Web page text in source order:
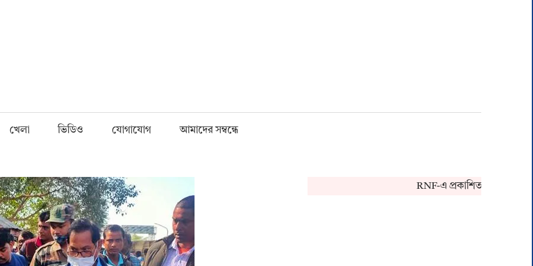
খেলা ভিডিও যোগাযোগ আমাদের সম্বন্ধে
RNF-এ প্রকাশিত খবর সংক্রান্ত